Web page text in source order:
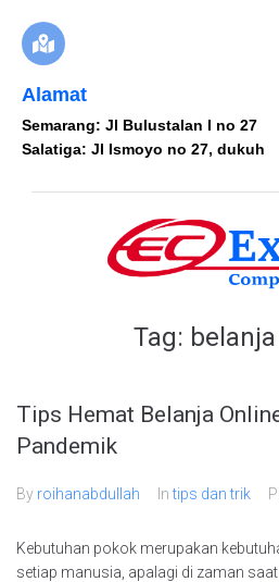
Alamat
Semarang: Jl Bulustalan I no 27
Salatiga: Jl Ismoyo no 27, dukuh
Tag:
Tips Hemat Belanja
Pandemik
By roihanabdullah Intips dan trik
Kebutuhan pokok merupakan
setiap manusia, apalagi di zaman